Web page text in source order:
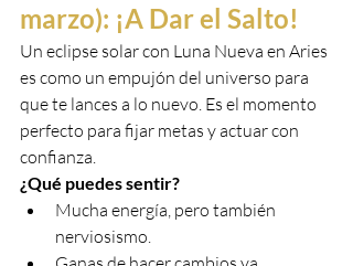
marzo): ¡A Dar el Salto!
Un eclipse solar con Luna Nueva en Aries
es como un empujón del universo para
que te lances a lo nuevo. Es el momento
perfecto para fijar metas y actuar con
confianza.
¿Qué puedes sentir?
Mucha energía, pero también
nerviosismo.